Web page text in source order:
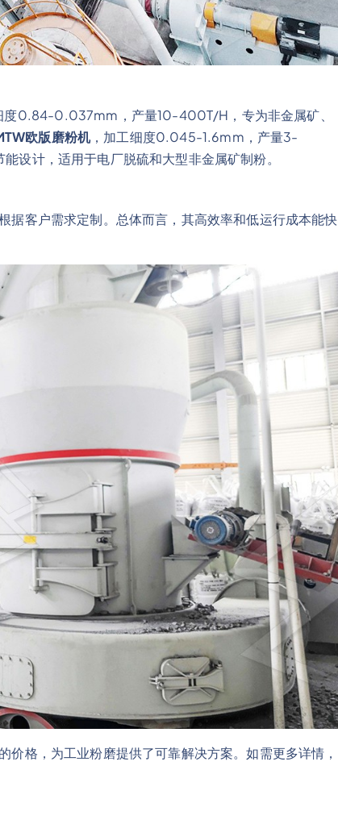
度0.84-0.037mm，产量10-400T/H，专为非金属矿、
欧版磨粉机，加工细度0.045-1.6mm，产量3-
设计，适用于电厂脱硫和大型非金属矿制粉。
客户需求定制。总体而言，其高效率和低运行成本能快
格，为工业粉磨提供了可靠解决方案。如需更多详情，